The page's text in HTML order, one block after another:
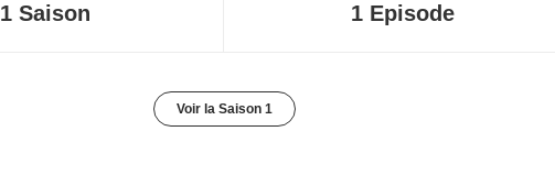
1 Saison 1 Episode
Voir la Saison 1